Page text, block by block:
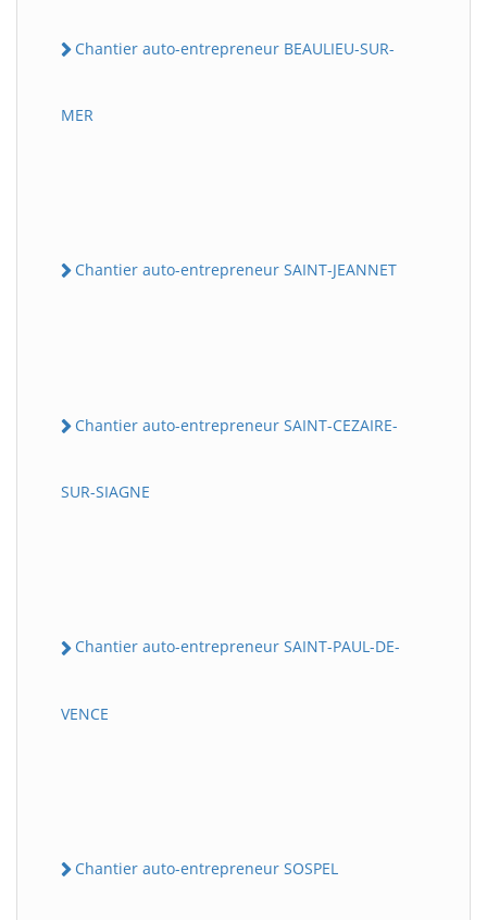
Chantier auto-entrepreneur BEAULIEU-SUR-
MER
Chantier auto-entrepreneur SAINT-JEANNET
Chantier auto-entrepreneur SAINT-CEZAIRE-
SUR-SIAGNE
Chantier auto-entrepreneur SAINT-PAUL-DE-
VENCE
Chantier auto-entrepreneur SOSPEL